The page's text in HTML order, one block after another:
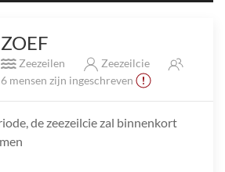
ZOEF
Zeezeilen
Zeezeilcie
6 mensen zijn ingeschreven
de zeezeilcie zal binnenkort